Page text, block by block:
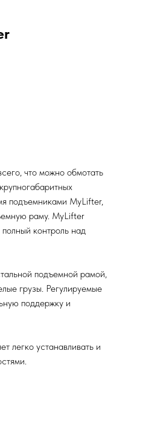
что можно обмотать
подъемниками MyLifter,
раму. MyLifter
контроль над
подъемной рамой,
грузы. Регулируемые
поддержку и
легко устанавливать и